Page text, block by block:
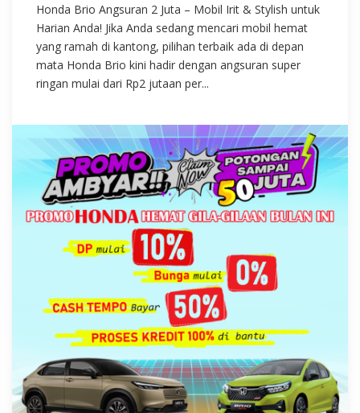
Honda Brio Angsuran 2 Juta – Mobil Irit & Stylish untuk
Harian Anda! Jika Anda sedang mencari mobil hemat
yang ramah di kantong, pilihan terbaik ada di depan
mata Honda Brio kini hadir dengan angsuran super
ringan mulai dari Rp2 jutaan per...